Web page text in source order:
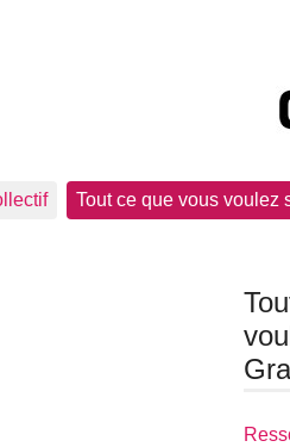
Tout ce que vous voulez